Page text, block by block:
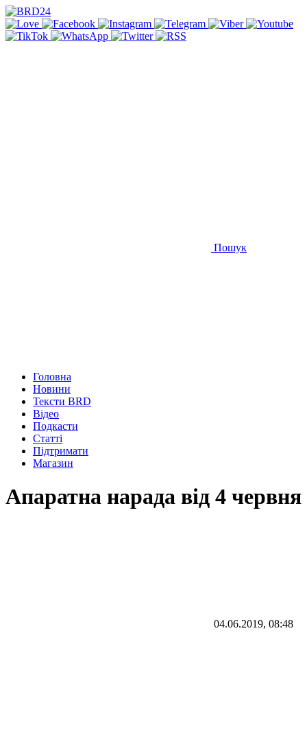
Пошук
Головна
Новини
Тексти BRD
Відео
Подкасти
Статті
Підтримати
Магазин
Апаратна нарада від 4 червня
04.06.2019, 08:48